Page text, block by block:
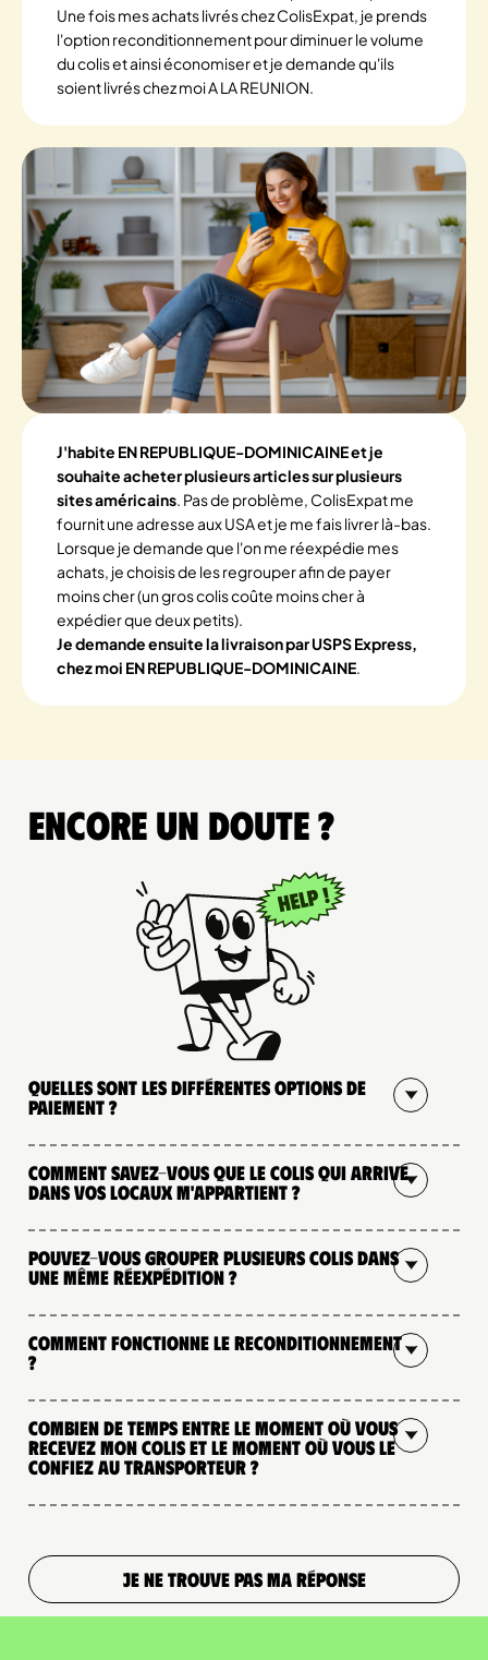
Une fois mes achats livrés chez ColisExpat, je prends
l'option reconditionnement pour diminuer le volume
du colis et ainsi économiser et je demande qu'ils
soient livrés chez moi A LA REUNION.
J'habite EN REPUBLIQUE-DOMINICAINE et je
souhaite acheter plusieurs articles sur plusieurs
sites américains. Pas de problème, ColisExpat me
fournit une adresse aux USA et je me fais livrer là-bas.
Lorsque je demande que l'on me réexpédie mes
achats, je choisis de les regrouper afin de payer
moins cher (un gros colis coûte moins cher à
expédier que deux petits).
Je demande ensuite la livraison par USPS Express,
chez moi EN REPUBLIQUE-DOMINICAINE.
Encore un doute ?
Quelles sont les différentes options de
paiement ?
Comment savez-vous que le colis qui arrive
dans vos locaux m'appartient ?
Pouvez-vous grouper plusieurs colis dans
une même réexpédition ?
Comment fonctionne le reconditionnement
?
Combien de temps entre le moment où vous
recevez mon colis et le moment où vous le
confiez au transporteur ?
JE NE TROUVE PAS MA RÉPONSE